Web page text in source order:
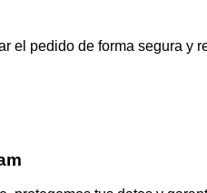
el pedido de forma segura y